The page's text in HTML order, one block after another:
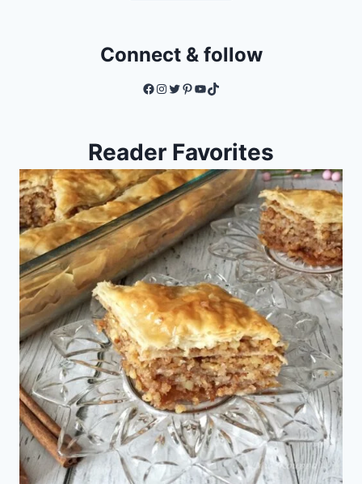
Connect & follow
Facebook
Instagram
Twitter
Pinterest
YouTube
TikTok
Reader Favorites